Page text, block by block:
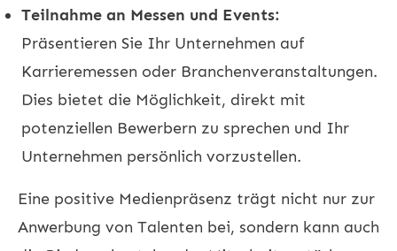
Teilnahme an Messen und Events:
Präsentieren Sie Ihr Unternehmen auf
Karrieremessen oder Branchenveranstaltungen.
Dies bietet die Möglichkeit, direkt mit
potenziellen Bewerbern zu sprechen und Ihr
Unternehmen persönlich vorzustellen.
Eine positive Medienpräsenz trägt nicht nur zur
Anwerbung von Talenten bei, sondern kann auch